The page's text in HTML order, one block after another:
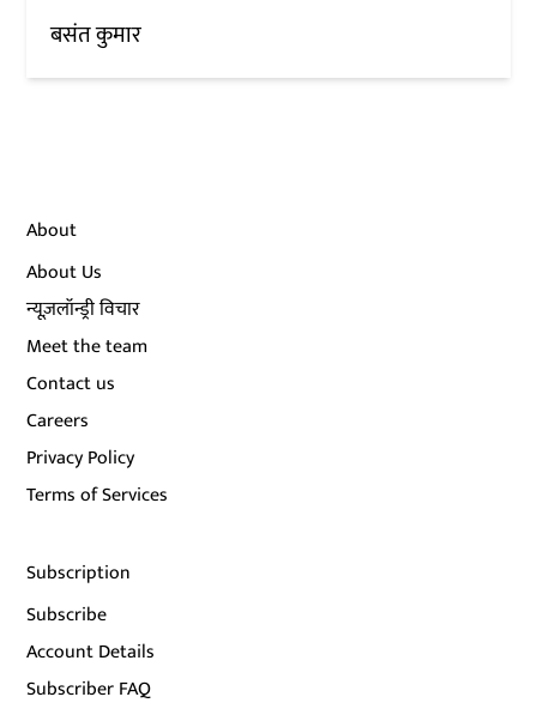
बसंत कुमार
About
About Us
न्यूज़लॉन्ड्री विचार
Meet the team
Contact us
Careers
Privacy Policy
Terms of Services
Subscription
Subscribe
Account Details
Subscriber FAQ